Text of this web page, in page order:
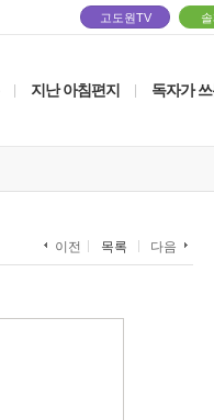
고도원TV
지난 아침편지 독자가
이전 목록 다음